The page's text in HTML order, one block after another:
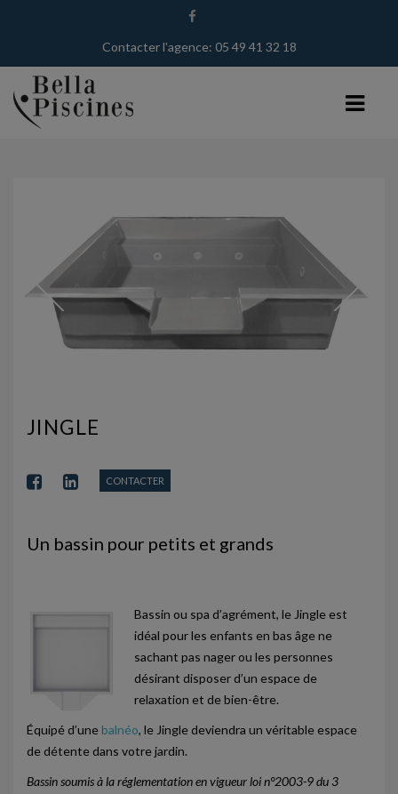
Contacter l'agence: 05 49 41 32 18
PISCINISTE À TOURS
PISCINISTE DANS LE 86
PISCINISTE DANS LE 37
NOS TECHNIQUES
PISCINES COQUES FONDS INCLINÉS
PISCINES COQUES ÉVOLUTIVES
SPAS
SPAS MLSPA
SPAS NEOSPA
ACCESSOIRES
ACTUALITÉS
JINGLE
CONTACTER
Un bassin pour petits et grands
Bassin ou spa d’agrément, le Jingle est
idéal pour les enfants en bas âge ne
sachant pas nager ou les personnes
désirant disposer d’un espace de
relaxation et de bien-être.
Équipé d’unebalnéo, le Jingle deviendra un véritable espace
de détente dans votre jardin.
Bassin soumis à la réglementation en vigueur loi n°2003-9 du 3